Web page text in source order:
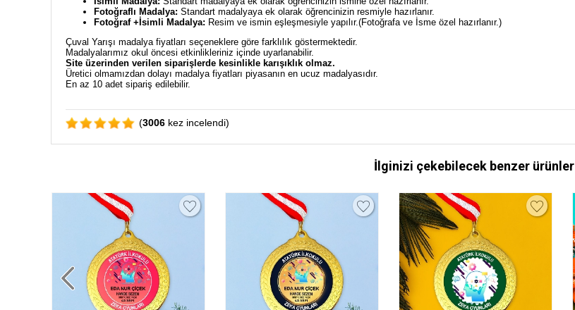
Fotoğraflı Madalya: Standart madalyaya ek olarak öğrencinizin resmiyle hazırlanır.
Fotoğraf +İsimli Madalya: Resim ve ismin eşleşmesiyle yapılır.(Fotoğrafa ve İsme özel hazırlanır.)
Çuval Yarışı madalya fiyatları seçeneklere göre farklılık göstermektedir.
Madalyalarımız okul öncesi etkinlikleriniz içinde uyarlanabilir.
Site üzerinden verilen siparişlerde kesinlikle karışıklık olmaz.
Üretici olmamızdan dolayı madalya fiyatları piyasanın en ucuz madalyasıdır.
En az 10 adet sipariş edilebilir.
(3006 kez incelendi)
İlginizi çekebilecek benzer ürünler